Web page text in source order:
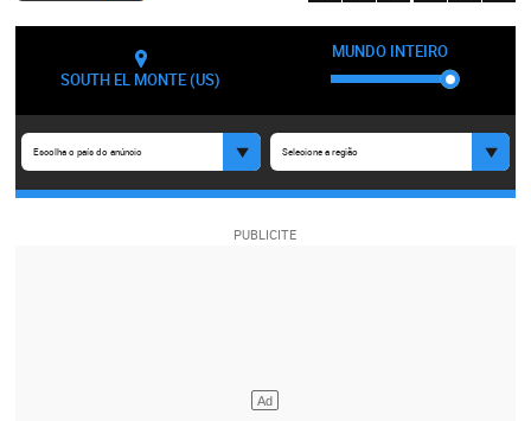
SOUTH EL MONTE (US)
MUNDO INTEIRO
Escolha o país do anúncio Selecione a região